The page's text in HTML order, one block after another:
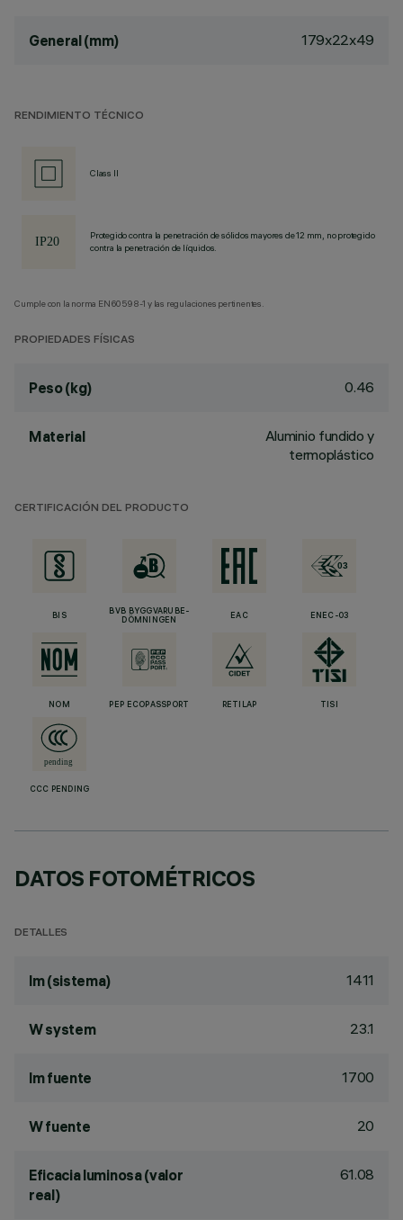
General (mm) 179x22x49
RENDIMIENTO TÉCNICO
Class II
Protegido contra la penetración de sólidos mayores de 12 mm, no protegido
contra la penetración de líquidos.
Cumple con la norma EN60598-1 y las regulaciones pertinentes.
PROPIEDADES FÍSICAS
Peso (kg) 0.46
Material
Aluminio fundido y
termoplástico
CERTIFICACIÓN DEL PRODUCTO
BIS
BVB BYGGVARUBE-
DÖMNINGEN
EAC ENEC-03
NOM PEP ECOPASSPORT RETILAP TISI
CCC PENDING
DATOS FOTOMÉTRICOS
DETALLES
lm (sistema) 1411
W system 23.1
lm fuente 1700
W fuente 20
Eficacia luminosa (valor
real)
61.08